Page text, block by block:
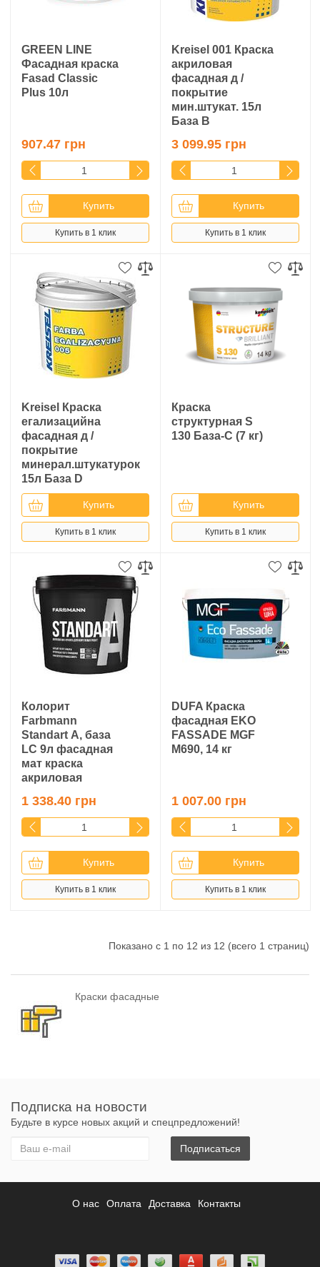
GREEN LINE
Фасадная краска
Fasad Classic
Plus 10л
907.47 грн
Купить
Купить в 1 клик
Kreisel 001 Краска
акриловая
фасадная д /
покрытие
мин.штукат. 15л
База B
3 099.95 грн
Купить
Купить в 1 клик
Kreisel Краска
егализацийна
фасадная д /
покрытие
минерал.штукатурок
15л База D
Купить
Купить в 1 клик
Краска
структурная S
130 База-С (7 кг)
Купить
Купить в 1 клик
Колорит
Farbmann
Standart А, база
LС 9л фасадная
мат краска
акриловая
1 338.40 грн
Купить
Купить в 1 клик
DUFA Краска
фасадная EKO
FASSADE MGF
M690, 14 кг
1 007.00 грн
Купить
Купить в 1 клик
Показано с 1 по 12 из 12 (всего 1 страниц)
Краски фасадные
Подписка на новости
Будьте в курсе новых акций и спецпредложений!
Подписаться
О нас Оплата Доставка Контакты